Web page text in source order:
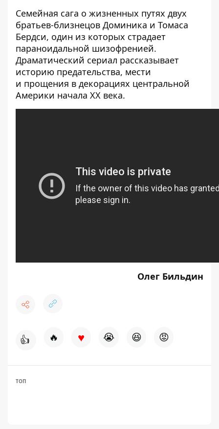
Семейная сага о жизненных путях двух
братьев-близнецов Доминика и Томаса
Бердси, один из которых страдает
параноидальной шизофренией.
Драматический сериал рассказывает
историю предательства, мести
и прощения в декорациях центральной
Америки начала XX века.
Олег Бильдин
👍 🔥 ♥ 😭 😆 😡
ТОП